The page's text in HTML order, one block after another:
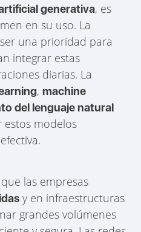
generativa, es
en su uso. La
una prioridad para
integrar estas
diarias. La
,machine
del lenguaje natural
estos modelos
las empresas
y en infraestructuras
grandes volúmenes